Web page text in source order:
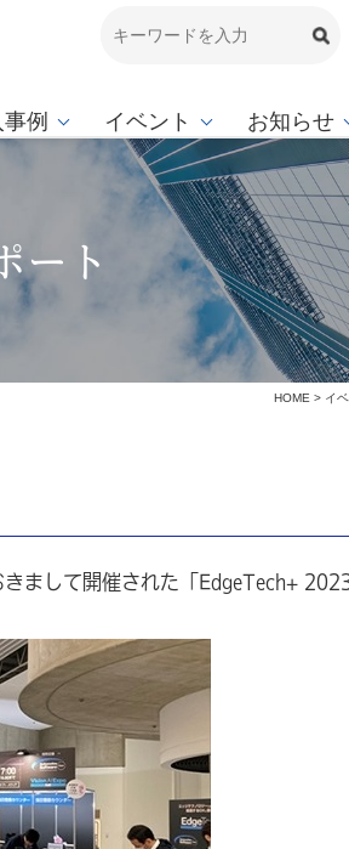
例 イベント お知らせ
ート
HOME > イ
まして開催された「EdgeTech+